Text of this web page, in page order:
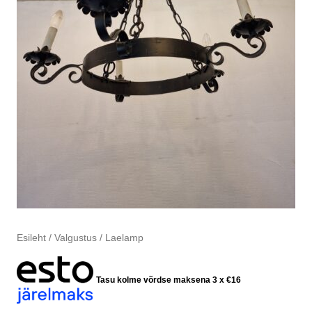
Esileht/ Valgustus/ Laelamp
Tasu kolme võrdse maksena 3 x €16